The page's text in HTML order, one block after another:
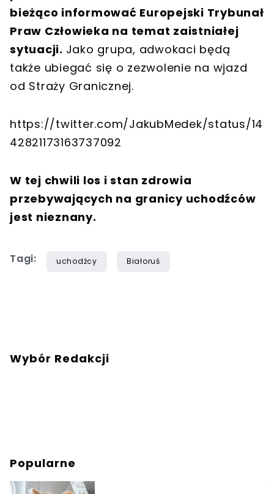
bieżąco informować Europejski Trybunał
Praw Człowieka na temat zaistniałej
sytuacji. Jako grupa, adwokaci będą
także ubiegać się o zezwolenie na wjazd
od Straży Granicznej.
https://twitter.com/JakubMedek/status/14
42821173163737092
W tej chwili los i stan zdrowia
przebywających na granicy uchodźców
jest nieznany.
Tagi: uchodźcy Białoruś
Wybór Redakcji
Popularne